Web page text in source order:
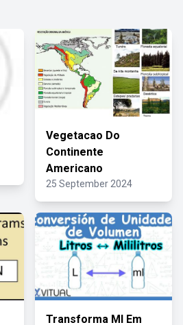
Vegetacao Do
Continente
Americano
25 September 2024
Transforma Ml Em